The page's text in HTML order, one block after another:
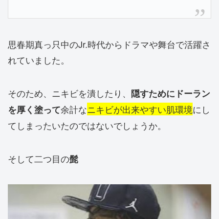
思春期真っ只中のJr.時代からドラマや舞台で活躍さ
れていました。
そのため、ニキビを潰したり、 隠すためにドーラン
を厚く塗って余計なニキビが出来やすい肌環境にし
てしまったいたのではないでし ょうか。
そして二つ目の髭